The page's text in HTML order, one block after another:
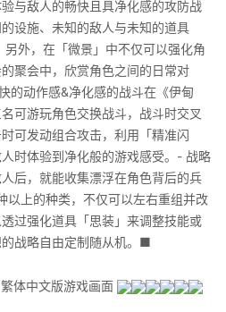
与敌人的畅快且具净化感的攻防战
设施、未知的敌人与未知的道具
外，在「微景」中不仅可以强化角
聚会中，欣赏角色之间的日常对
的动作感&净化感的战斗在《伊甸
可游玩角色交换战斗，战斗时交叉
可发动组合攻击，利用「精准闪
时体验到净化般的游戏感受。- 战略
后，就能收集漂浮在角色背后的兵
以上的种类，不仅可以左右重组并改
过强化道具「思装」来调整技能或
战略自由定制随从机。■
体中文版游戏画面